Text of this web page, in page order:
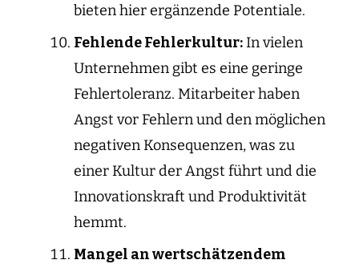
bieten hier ergänzende Potentiale.
Fehlende Fehlerkultur:In vielen
Unternehmen gibt es eine geringe
Fehlertoleranz. Mitarbeiter haben
Angst vor Fehlern und den möglichen
negativen Konsequenzen, was zu
einer Kultur der Angst führt und die
Innovationskraft und Produktivität
hemmt.
Mangel an wertschätzendem